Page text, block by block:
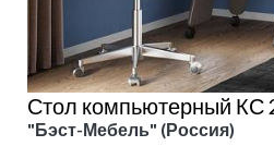
Стол компьютерный КС
"Бэст-Мебель" (Россия)